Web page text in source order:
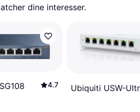
dine interesser.
4.7 Ubiquiti USW-